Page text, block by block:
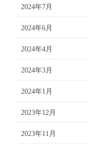
2024年7月
2024年6月
2024年4月
2024年3月
2024年1月
2023年12月
2023年11月